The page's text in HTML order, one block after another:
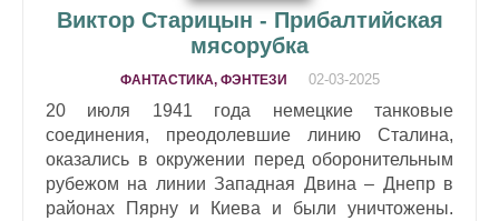
Виктор Старицын - Прибалтийская
мясорубка
ФАНТАСТИКА, ФЭНТЕЗИ 02-03-2025
20 июля 1941 года немецкие танковые
соединения, преодолевшие линию Сталина,
оказались в окружении перед оборонительным
рубежом на линии Западная Двина – Днепр в
районах Пярну и Киева и были уничтожены.